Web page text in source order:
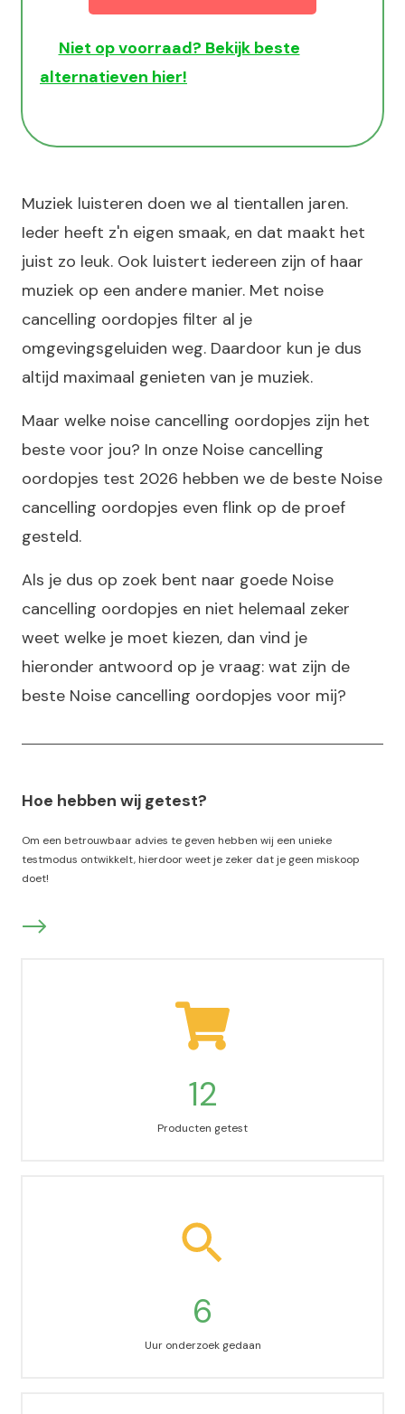
Niet op voorraad? Bekijk beste
alternatieven hier!
Muziek luisteren doen we al tientallen jaren.
Ieder heeft z'n eigen smaak, en dat maakt het
juist zo leuk. Ook luistert iedereen zijn of haar
muziek op een andere manier. Met noise
cancelling oordopjes filter al je
omgevingsgeluiden weg. Daardoor kun je dus
altijd maximaal genieten van je muziek.
Maar welke noise cancelling oordopjes zijn het
beste voor jou? In onze Noise cancelling
oordopjes test 2026 hebben we de beste Noise
cancelling oordopjes even flink op de proef
gesteld.
Als je dus op zoek bent naar goede Noise
cancelling oordopjes en niet helemaal zeker
weet welke je moet kiezen, dan vind je
hieronder antwoord op je vraag: wat zijn de
beste Noise cancelling oordopjes voor mij?
Hoe hebben wij getest?
Om een betrouwbaar advies te geven hebben wij een unieke
testmodus ontwikkelt, hierdoor weet je zeker dat je geen miskoop
doet!
12
Producten getest
6
Uur onderzoek gedaan